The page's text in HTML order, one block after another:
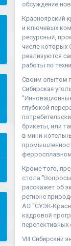
обсуждение
Красноярский
и ключевых
ресурсный,
числе которых
реализуются
работы по
Своим опытом
Сибирская
глубокой
брикеты, или
в мини-
Кроме того,
стола
расскажет об
регионе
АО "СУЭК-
кадровой
перспективных
VIII Сибирский